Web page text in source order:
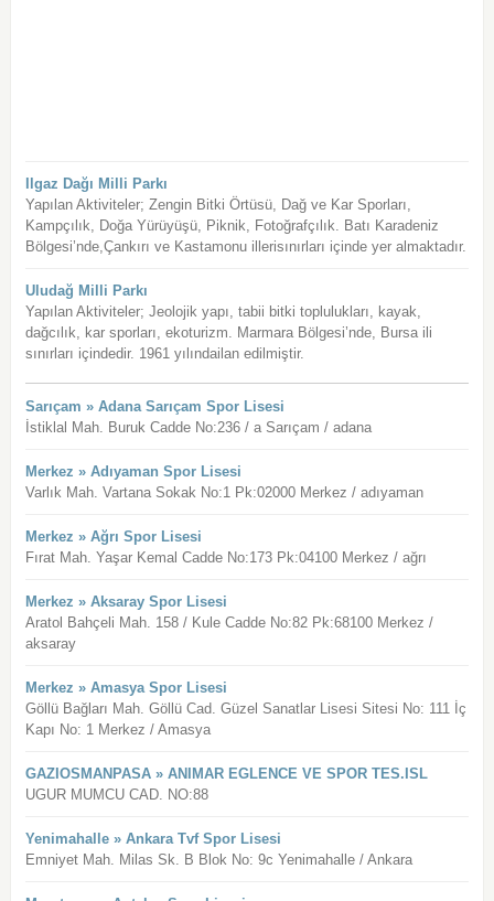
Ilgaz Dağı Milli Parkı
Yapılan Aktiviteler; Zengin Bitki Örtüsü, Dağ ve Kar Sporları,
Kampçılık, Doğa Yürüyüşü, Piknik, Fotoğrafçılık. Batı Karadeniz
Bölgesi’nde,Çankırı ve Kastamonu illerisınırları içinde yer almaktadır.
Uludağ Milli Parkı
Yapılan Aktiviteler; Jeolojik yapı, tabii bitki toplulukları, kayak,
dağcılık, kar sporları, ekoturizm. Marmara Bölgesi’nde, Bursa ili
sınırları içindedir. 1961 yılındailan edilmiştir.
Sarıçam » Adana Sarıçam Spor Lisesi
İstiklal Mah. Buruk Cadde No:236 / a Sarıçam / adana
Merkez » Adıyaman Spor Lisesi
Varlık Mah. Vartana Sokak No:1 Pk:02000 Merkez / adıyaman
Merkez » Ağrı Spor Lisesi
Fırat Mah. Yaşar Kemal Cadde No:173 Pk:04100 Merkez / ağrı
Merkez » Aksaray Spor Lisesi
Aratol Bahçeli Mah. 158 / Kule Cadde No:82 Pk:68100 Merkez /
aksaray
Merkez » Amasya Spor Lisesi
Göllü Bağları Mah. Göllü Cad. Güzel Sanatlar Lisesi Sitesi No: 111 İç
Kapı No: 1 Merkez / Amasya
GAZIOSMANPASA » ANIMAR EGLENCE VE SPOR TES.ISL
UGUR MUMCU CAD. NO:88
Yenimahalle » Ankara Tvf Spor Lisesi
Emniyet Mah. Milas Sk. B Blok No: 9c Yenimahalle / Ankara